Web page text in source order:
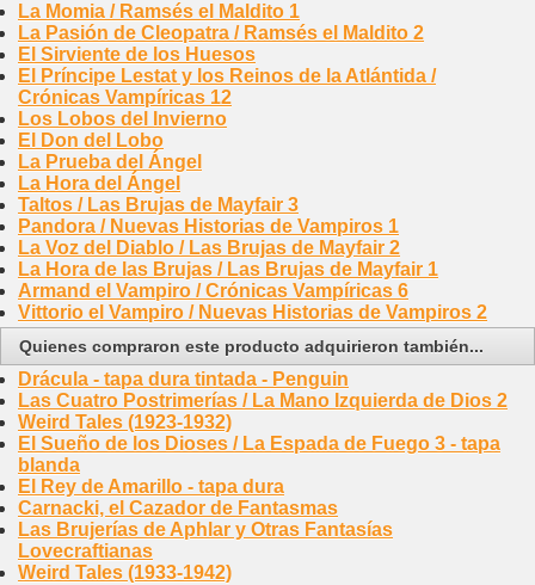
La Momia / Ramsés el Maldito 1
La Pasión de Cleopatra / Ramsés el Maldito 2
El Sirviente de los Huesos
El Príncipe Lestat y los Reinos de la Atlántida /
Crónicas Vampíricas 12
Los Lobos del Invierno
El Don del Lobo
La Prueba del Ángel
La Hora del Ángel
Taltos / Las Brujas de Mayfair 3
Pandora / Nuevas Historias de Vampiros 1
La Voz del Diablo / Las Brujas de Mayfair 2
La Hora de las Brujas / Las Brujas de Mayfair 1
Armand el Vampiro / Crónicas Vampíricas 6
Vittorio el Vampiro / Nuevas Historias de Vampiros 2
Quienes compraron este producto adquirieron también...
Drácula - tapa dura tintada - Penguin
Las Cuatro Postrimerías / La Mano Izquierda de Dios 2
Weird Tales (1923-1932)
El Sueño de los Dioses / La Espada de Fuego 3 - tapa
blanda
El Rey de Amarillo - tapa dura
Carnacki, el Cazador de Fantasmas
Las Brujerías de Aphlar y Otras Fantasías
Lovecraftianas
Weird Tales (1933-1942)